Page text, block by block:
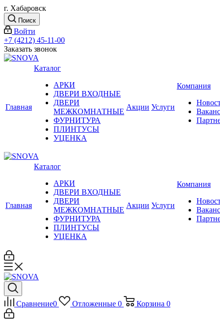
г. Хабаровск
Поиск
Войти
+7 (4212) 45-11-00
Заказать звонок
Главная
Каталог
АРКИ
ДВЕРИ ВХОДНЫЕ
ДВЕРИ
МЕЖКОМНАТНЫЕ
ФУРНИТУРА
ПЛИНТУСЫ
УЦЕНКА
Акции Услуги
Компания
Главная
Каталог
АРКИ
ДВЕРИ ВХОДНЫЕ
ДВЕРИ
МЕЖКОМНАТНЫЕ
ФУРНИТУРА
ПЛИНТУСЫ
УЦЕНКА
Акции Услуги
Компания
Сравнение0 Отложенные 0 Корзина 0